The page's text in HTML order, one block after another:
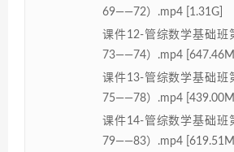
69——72）.mp4 [1.31G]
课件12-管综数学基础班
73——74）.mp4 [647.46M]
课件13-管综数学基础班
75——78）.mp4 [439.00M]
课件14-管综数学基础班
79——83）.mp4 [619.51M]